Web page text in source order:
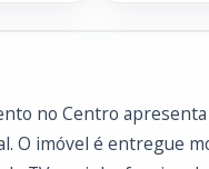
no Centro
O imóvel é entregue